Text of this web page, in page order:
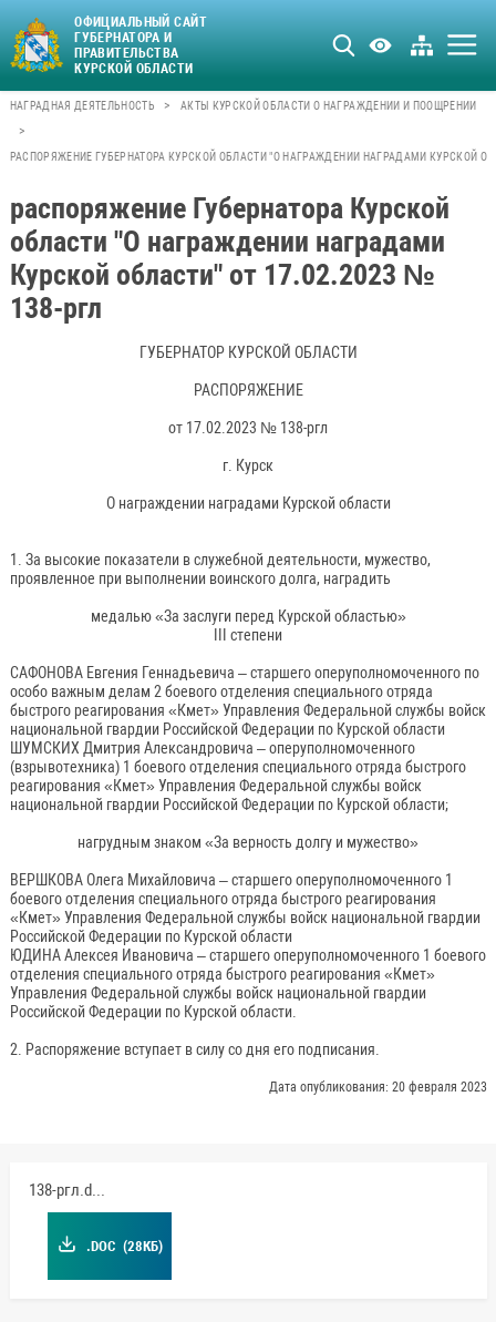
ОФИЦИАЛЬНЫЙ САЙТ
ГУБЕРНАТОРА И
ПРАВИТЕЛЬСТВА
КУРСКОЙ ОБЛАСТИ
НАГРАДНАЯ ДЕЯТЕЛЬНОСТЬ > АКТЫ КУРСКОЙ ОБЛАСТИ О НАГРАЖДЕНИИ И ПООЩРЕНИИ
>
РАСПОРЯЖЕНИЕ ГУБЕРНАТОРА КУРСКОЙ ОБЛАСТИ "О НАГРАЖДЕНИИ НАГРАДАМИ КУРСКОЙ
распоряжение Губернатора Курской
области "О награждении наградами
Курской области" от 17.02.2023 №
138-ргл
ГУБЕРНАТОР КУРСКОЙ ОБЛАСТИ
РАСПОРЯЖЕНИЕ
от 17.02.2023 № 138-ргл
г. Курск
О награждении наградами Курской области
1. За высокие показатели в служебной деятельности, мужество,
проявленное при выполнении воинского долга, наградить
медалью «За заслуги перед Курской областью»
III степени
САФОНОВА Евгения Геннадьевича – старшего оперуполномоченного по
особо важным делам 2 боевого отделения специального отряда
быстрого реагирования «Кмет» Управления Федеральной службы войск
национальной гвардии Российской Федерации по Курской области
ШУМСКИХ Дмитрия Александровича – оперуполномоченного
(взрывотехника) 1 боевого отделения специального отряда быстрого
реагирования «Кмет» Управления Федеральной службы войск
национальной гвардии Российской Федерации по Курской области;
нагрудным знаком «За верность долгу и мужество»
ВЕРШКОВА Олега Михайловича – старшего оперуполномоченного 1
боевого отделения специального отряда быстрого реагирования
«Кмет» Управления Федеральной службы войск национальной гвардии
Российской Федерации по Курской области
ЮДИНА Алексея Ивановича – старшего оперуполномоченного 1 боевого
отделения специального отряда быстрого реагирования «Кмет»
Управления Федеральной службы войск национальной гвардии
Российской Федерации по Курской области.
2. Распоряжение вступает в силу со дня его подписания.
Дата опубликования: 20 февраля 2023
138-ргл.doc
.DOC (28КБ)